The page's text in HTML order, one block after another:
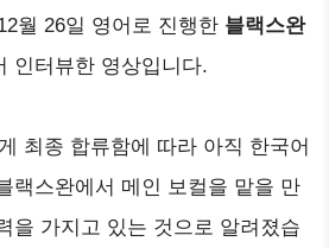
월 26일 영어로 진행한 블랙스완
인터뷰한 영상입니다.
최종 합류함에 따라 아직 한국어
랙스완에서 메인 보컬을 맡을 만
을 가지고 있는 것으로 알려졌습